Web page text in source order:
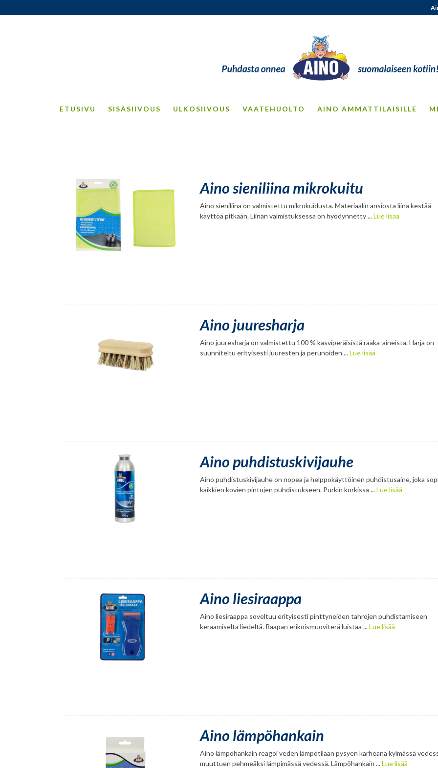
ETUSIVU SISÄSIIVOUS ULKOSIIVOUS VAATEHUOLTO AINO AMMATTILAISILLE
Aino sieniliina mikrokuitu
Aino sieniliina on valmistettu mikrokuidusta. Materiaalin ansiosta liina kestää
käyttöä pitkään. Liinan valmistuksessa on hyödynnetty ...Lue lisää
Aino juuresharja
Aino juuresharja on valmistettu 100 % kasviperäisistä raaka-aineista. Harja on
suunniteltu erityisesti juuresten ja perunoiden ...Lue lisää
Aino puhdistuskivijauhe
Aino puhdistuskivijauhe on nopea ja helppokäyttöinen puhdistusaine, joka
kaikkien kovien pintojen puhdistukseen. Purkin korkissa ...Lue lisää
Aino liesiraappa
Aino liesiraappa soveltuu erityisesti pinttyneiden tahrojen puhdistamiseen
keraamiselta liedeltä. Raapan erikoismuoviterä luistaa ...Lue lisää
Aino lämpöhankain
Aino lämpöhankain reagoi veden lämpötilaan pysyen karheana kylmässä
muuttuen pehmeäksi lämpimässä vedessä. Lämpöhankain ...Lue lisää